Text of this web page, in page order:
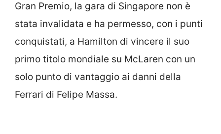
Gran Premio, la gara di Singapore non è
stata invalidata e ha permesso, con i punti
conquistati, a Hamilton di vincere il suo
primo titolo mondiale su McLaren con un
solo punto di vantaggio ai danni della
Ferrari di Felipe Massa.